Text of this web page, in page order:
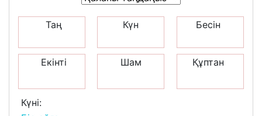
Таң Күн Бесін
Екінті Шам Құптан
Күні: